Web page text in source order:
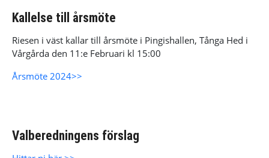
Kallelse till årsmöte
Riesen i väst kallar till årsmöte i Pingishallen, Tånga Hed i
Vårgårda den 11:e Februari kl 15:00
Årsmöte 2024>>
Valberedningens förslag